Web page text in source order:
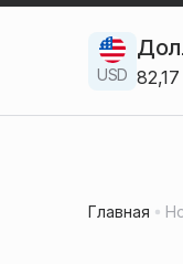
USD 82,17
Главная